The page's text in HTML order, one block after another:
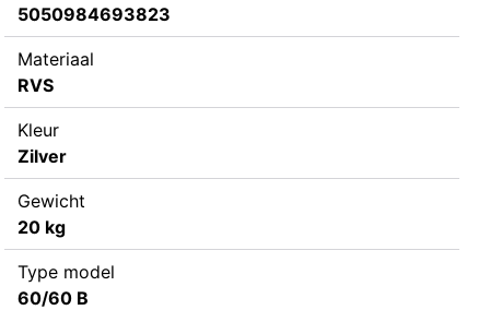
5050984693823
Materiaal
RVS
Kleur
Zilver
Gewicht
20 kg
Type model
60/60 B